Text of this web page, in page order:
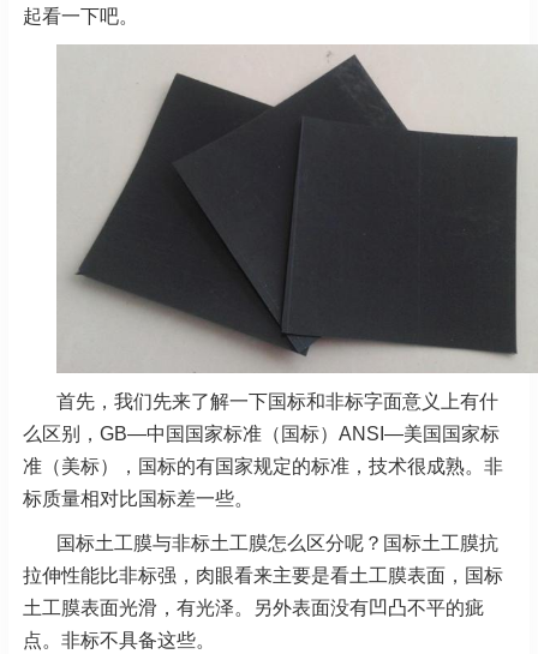
起看一下吧。
首先，我们先来了解一下国标和非标字面意义上有什
么区别，GB—中国国家标准（国标）ANSI—美国国家标
准（美标），国标的有国家规定的标准，技术很成熟。非
标质量相对比国标差一些。
国标土工膜与非标土工膜怎么区分呢？国标土工膜抗
拉伸性能比非标强，肉眼看来主要是看土工膜表面，国标
土工膜表面光滑，有光泽。另外表面没有凹凸不平的疵
点。非标不具备这些。